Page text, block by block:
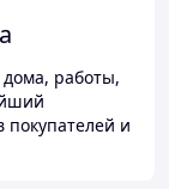
работы,
и